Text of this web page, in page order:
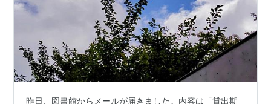
昨日、図書館からメールが届きました。内容は「貸出期